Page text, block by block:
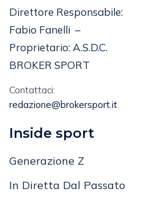
Direttore Responsabile:
Fabio Fanelli –
Proprietario: A.S.D.C.
BROKER SPORT
Contattaci:
redazione@brokersport.it
Inside sport
Generazione Z
In Diretta Dal Passato